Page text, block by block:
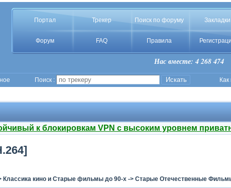
Портал Трекер Поиск по форуму Закладки
Форум FAQ Правила
Нас вместе: 4 268 474
Поиск : Как
к блокировкам VPN с высоким уровнем
Классика кино и Старые фильмы до 90-х-> Старые Отечественные